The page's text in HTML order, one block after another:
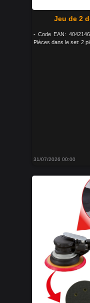
Jeu de 2
- Code EAN:
Pièces dans le set: 2
31/07/2026 00:00